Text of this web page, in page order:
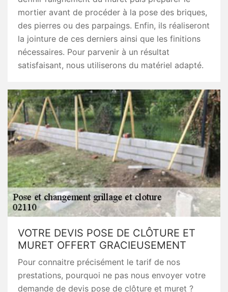
mortier avant de procéder à la pose des briques,
des pierres ou des parpaings. Enfin, ils réaliseront
la jointure de ces derniers ainsi que les finitions
nécessaires. Pour parvenir à un résultat
satisfaisant, nous utiliserons du matériel adapté.
VOTRE DEVIS POSE DE CLÔTURE ET
MURET OFFERT GRACIEUSEMENT
Pour connaitre précisément le tarif de nos
prestations, pourquoi ne pas nous envoyer votre
demande de devis pose de clôture et muret ?